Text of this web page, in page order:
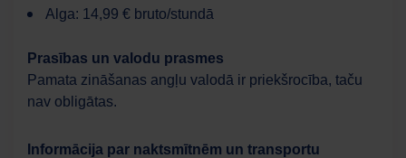
Alga: 14,99 € bruto/stundā
Prasības un valodu prasmes
Pamata zināšanas angļu valodā ir priekšrocība, taču
nav obligātas.
Informācija par naktsmītnēm un transportu